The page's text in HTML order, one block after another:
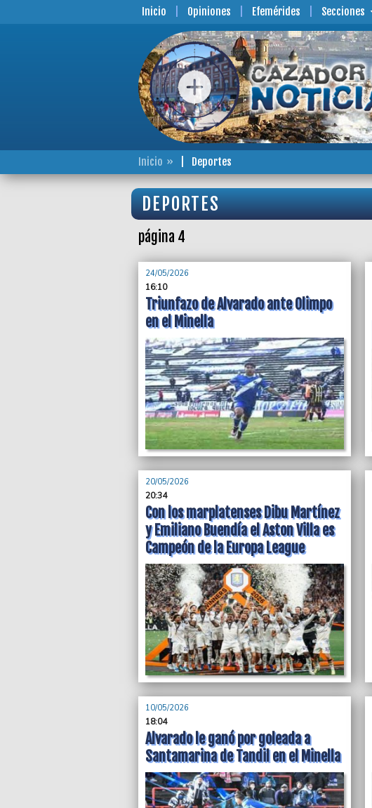
Inicio Opiniones Efemérides Secciones
Inicio Deportes
DEPORTES
página 4
24/05/2026
16:10
Triunfazo de Alvarado ante Olimpo
en el Minella
20/05/2026
20:34
Con los marplatenses Dibu Martínez
y Emiliano Buendía el Aston Villa es
Campeón de la Europa League
10/05/2026
18:04
Alvarado le ganó por goleada a
Santamarina de Tandil en el Minella